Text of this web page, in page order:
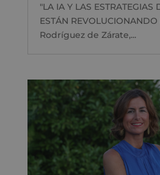
"LA IA Y LAS ESTRATEGIAS
ESTÁN REVOLUCIONANDO
Rodríguez de Zárate,...